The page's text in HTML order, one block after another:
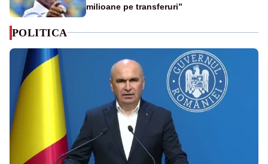
milioane pe transferuri”
POLITICA